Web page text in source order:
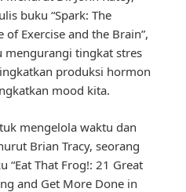
buku “Spark: The
of Exercise and the Brain”,
mengurangi tingkat stres
produksi hormon
mood kita.
mengelola waktu dan
Brian Tracy, seorang
“Eat That Frog!: 21 Great
and Get More Done in